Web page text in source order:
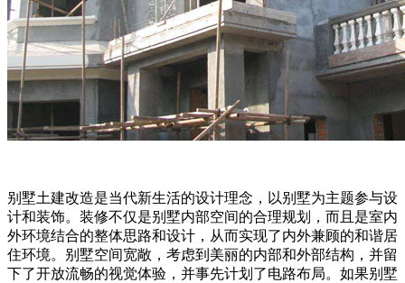
别墅土建改造是当代新生活的设计理念，以别墅为主题参与设
计和装饰。装修不仅是别墅内部空间的合理规划，而且是室内
外环境结合的整体思路和设计，从而实现了内外兼顾的和谐居
住环境。别墅空间宽敞，考虑到美丽的内部和外部结构，并留
下了开放流畅的视觉体验，并事先计划了电路布局。如果别墅